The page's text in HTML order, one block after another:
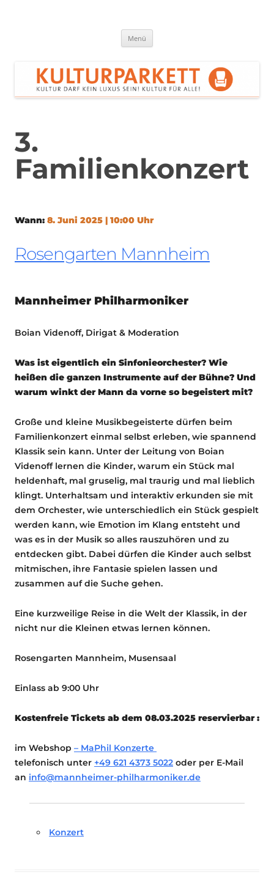
Menü
3.
Familienkonzert
Wann: 8. Juni 2025 | 10:00 Uhr
Rosengarten Mannheim
Mannheimer Philharmoniker
Boian Videnoff, Dirigat & Moderation
Was ist eigentlich ein Sinfonieorchester? Wie
heißen die ganzen Instrumente auf der Bühne? Und
warum winkt der Mann da vorne so begeistert mit?
Große und kleine Musikbegeisterte dürfen beim
Familienkonzert einmal selbst erleben, wie spannend
Klassik sein kann. Unter der Leitung von Boian
Videnoff lernen die Kinder, warum ein Stück mal
heldenhaft, mal gruselig, mal traurig und mal lieblich
klingt. Unterhaltsam und interaktiv erkunden sie mit
dem Orchester, wie unterschiedlich ein Stück gespielt
werden kann, wie Emotion im Klang entsteht und
was es in der Musik so alles rauszuhören und zu
entdecken gibt. Dabei dürfen die Kinder auch selbst
mitmischen, ihre Fantasie spielen lassen und
zusammen auf die Suche gehen.
Eine kurzweilige Reise in die Welt der Klassik, in der
nicht nur die Kleinen etwas lernen können.
Rosengarten Mannheim, Musensaal
Einlass ab 9:00 Uhr
Kostenfreie Tickets ab dem 08.03.2025 reservierbar :
im Webshop – MaPhil Konzerte
telefonisch unter +49 621 4373 5022 oder per E-Mail
an info@mannheimer-philharmoniker.de
Konzert